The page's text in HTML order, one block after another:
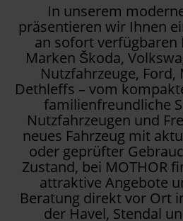
In unserem
präsentieren wir Ihnen
an sofort verfügbaren
Marken Škoda,
Nutzfahrzeuge,
Dethleffs – vom
familienfreundliche
Nutzfahrzeugen und
neues Fahrzeug mit
oder geprüfter
Zustand, bei MOTHOR
attraktive Angebote
Beratung direkt vor Ort
der Havel, Stendal